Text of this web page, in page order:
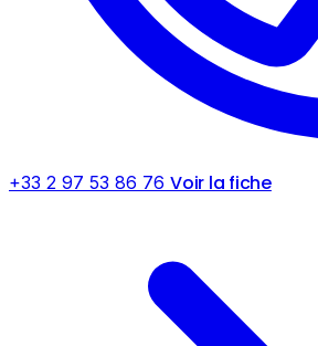
+33 2 97 53 86 76 Voir la fiche